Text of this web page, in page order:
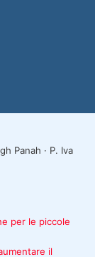
Panah · P. Iva
per le piccole
il